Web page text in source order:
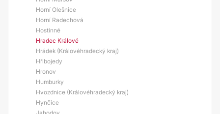
Horní Olešnice
Horní Radechová
Hostinné
Hradec Králové
Hrádek (Královéhradecký kraj)
Hřibojedy
Hronov
Humburky
Hvozdnice (Královéhradecký kraj)
Hynčice